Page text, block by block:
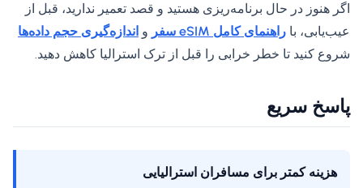
اگر هنوز در حال برنامه‌ریزی هستید و قصد تعمیر ندارید، قبل از
عیب‌یابی، با راهنمای کامل eSIM سفر و اندازه‌گیری حجم داده‌ها
شروع کنید تا خطر خرابی را قبل از ترک استرالیا کاهش دهید.
پاسخ سریع
هزینه کمتر برای مسافران استرالیایی